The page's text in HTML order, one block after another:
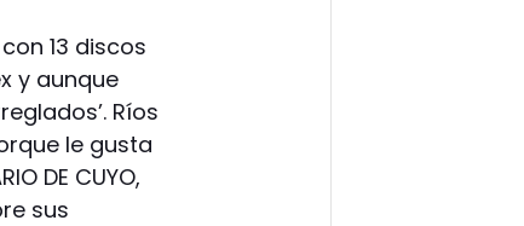
13 discos
y aunque
Ríos
le gusta
DE CUYO,
sus